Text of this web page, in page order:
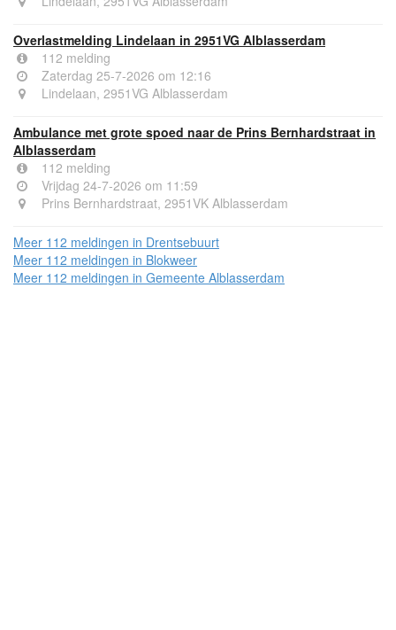
Overlastmelding Lindelaan in 2951VG Alblasserdam
112 melding
Zaterdag 25-7-2026 om 12:16
Lindelaan, 2951VG Alblasserdam
Ambulance met grote spoed naar de Prins Bernhardstraat in
Alblasserdam
112 melding
Vrijdag 24-7-2026 om 11:59
Prins Bernhardstraat, 2951VK Alblasserdam
Meer 112 meldingen in Drentsebuurt
Meer 112 meldingen in Blokweer
Meer 112 meldingen in Gemeente Alblasserdam